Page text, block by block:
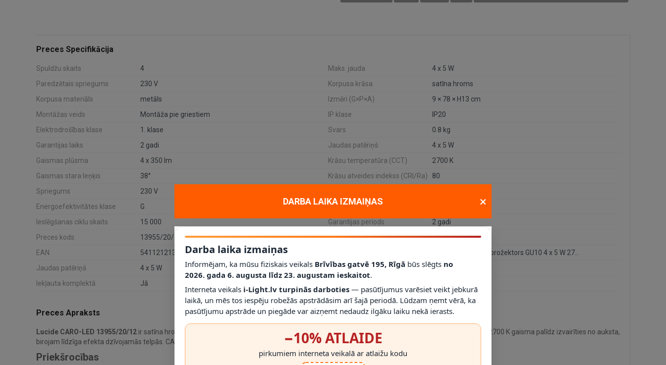
Preces Specifikācija
Spuldžu skaits 4 Maks. jauda
4 x 5 W
Paredzētais spriegums
230 V Korpusa krāsa
satīna hroms
Korpusa materiāls
metāls Izmēri (G×P×A)
9 × 78 × H13 cm
Montāžas veids
Montāža pie griestiem IP klase
IP20
Elektrodrošības klase
1. klase Svars
0.8 kg
Garantijas laiks
2 gadi Jaudas patēriņš
4 x 5 W
Gaismas plūsma
4 x 350 lm Krāsu temperatūra (CCT)
2700 K
Gaismas stara leņķis
38° Krāsu atveides indekss (CRI/Ra)
80
Spriegums
230 V
Energoefektivitātes klase
G Kalpošanas laiks (stundas)
Ieslēgšanas ciklu skaits
15 000 Garantijas periods
2 gadi
Preces kods
13955/20/12 SKU
13955/20/12
EAN
5411212133458
CARO-LED griestu prožektors GU10 4 x 5 W 2700K satīna hroms (Lucide)
Jaudas patēriņš
4 x 5 W Cokols
GU10
Iekļauta komplektā
Jā
Preces Apraksts
Lucide CARO-LED 13955/20/12 ir satīna hroma griestu prožektors ar 4 GU10 LED gaismas punktu. Tā dizains ir vienkāršs un funkcionāls, bet siltā 2700 K gaisma palīdz izvairīties no auksta,
birojam līdzīga efekta dzīvojamās telpās. CARO-LED ir piemērots tur, kur vajadzīgs virzāms apgaismojums ar komplektā iekļautām LED spuldzēm.
Priekšrocības
DARBA LAIKA IZMAIŅAS ×
Darba laika izmaiņas
Informējam, ka mūsu fiziskais veikals Brīvības gatvē 195, Rīgā būs slēgts no
2026. gada 6. augusta līdz 23. augustam ieskaitot.
Interneta veikals i-Light.lv turpinās darboties — pasūtījumus varēsiet veikt jebkurā
laikā, un mēs tos iespēju robežās apstrādāsim arī šajā periodā. Lūdzam ņemt vērā, ka
pasūtījumu apstrāde un piegāde var aizņemt nedaudz ilgāku laiku nekā ierasts.
−10% ATLAIDE
pirkumiem interneta veikalā ar atlaižu kodu